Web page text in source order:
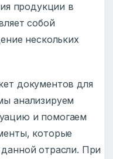
продукции в
собой
нескольких
документов для
анализируем
и помогаем
которые
отрасли. При